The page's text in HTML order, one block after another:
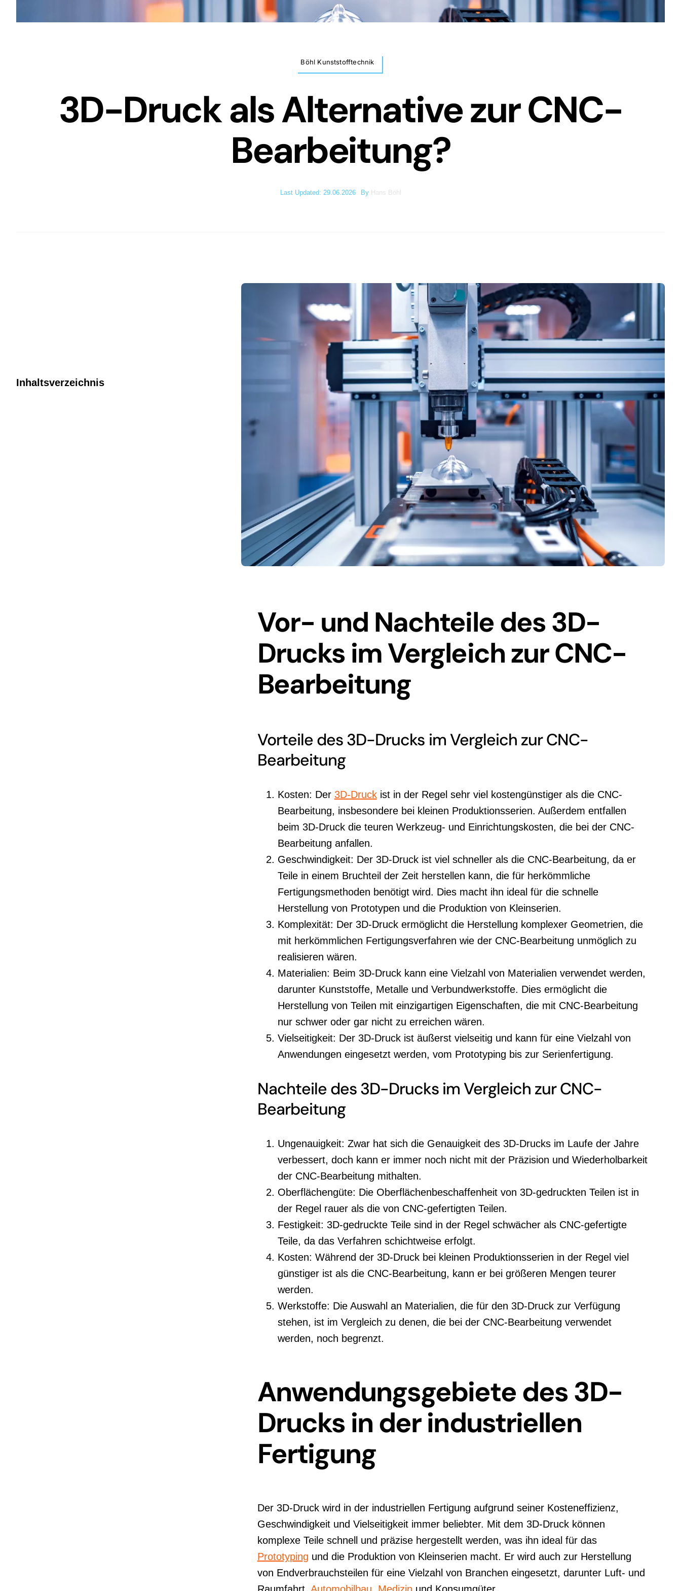
Böhl Kunststofftechnik
3D-Druck als Alternative zur CNC-
Bearbeitung?
Last Updated: 29.06.2026 By Hans Böhl
Inhaltsverzeichnis
Vor- und Nachteile des 3D-
Drucks im Vergleich zur CNC-
Bearbeitung
Vorteile des 3D-Drucks im Vergleich zur CNC-
Bearbeitung
Kosten: Der 3D-Druckist in der Regel sehr viel kostengünstiger als die CNC-
Bearbeitung, insbesondere bei kleinen Produktionsserien. Außerdem entfallen
beim 3D-Druck die teuren Werkzeug- und Einrichtungskosten, die bei der CNC-
Bearbeitung anfallen.
Geschwindigkeit: Der 3D-Druck ist viel schneller als die CNC-Bearbeitung, da er
Teile in einem Bruchteil der Zeit herstellen kann, die für herkömmliche
Fertigungsmethoden benötigt wird. Dies macht ihn ideal für die schnelle
Herstellung von Prototypen und die Produktion von Kleinserien.
Komplexität: Der 3D-Druck ermöglicht die Herstellung komplexer Geometrien, die
mit herkömmlichen Fertigungsverfahren wie der CNC-Bearbeitung unmöglich zu
realisieren wären.
Materialien: Beim 3D-Druck kann eine Vielzahl von Materialien verwendet werden,
darunter Kunststoffe, Metalle und Verbundwerkstoffe. Dies ermöglicht die
Herstellung von Teilen mit einzigartigen Eigenschaften, die mit CNC-Bearbeitung
nur schwer oder gar nicht zu erreichen wären.
Vielseitigkeit: Der 3D-Druck ist äußerst vielseitig und kann für eine Vielzahl von
Anwendungen eingesetzt werden, vom Prototyping bis zur Serienfertigung.
Nachteile des 3D-Drucks im Vergleich zur CNC-
Bearbeitung
Ungenauigkeit: Zwar hat sich die Genauigkeit des 3D-Drucks im Laufe der Jahre
verbessert, doch kann er immer noch nicht mit der Präzision und Wiederholbarkeit
der CNC-Bearbeitung mithalten.
Oberflächengüte: Die Oberflächenbeschaffenheit von 3D-gedruckten Teilen ist in
der Regel rauer als die von CNC-gefertigten Teilen.
Festigkeit: 3D-gedruckte Teile sind in der Regel schwächer als CNC-gefertigte
Teile, da das Verfahren schichtweise erfolgt.
Kosten: Während der 3D-Druck bei kleinen Produktionsserien in der Regel viel
günstiger ist als die CNC-Bearbeitung, kann er bei größeren Mengen teurer
werden.
Werkstoffe: Die Auswahl an Materialien, die für den 3D-Druck zur Verfügung
stehen, ist im Vergleich zu denen, die bei der CNC-Bearbeitung verwendet
werden, noch begrenzt.
Anwendungsgebiete des 3D-
Drucks in der industriellen
Fertigung
Der 3D-Druck wird in der industriellen Fertigung aufgrund seiner Kosteneffizienz,
Geschwindigkeit und Vielseitigkeit immer beliebter. Mit dem 3D-Druck können
komplexe Teile schnell und präzise hergestellt werden, was ihn ideal für das
Prototyping und die Produktion von Kleinserien macht. Er wird auch zur Herstellung
von Endverbrauchsteilen für eine Vielzahl von Branchen eingesetzt, darunter Luft- und